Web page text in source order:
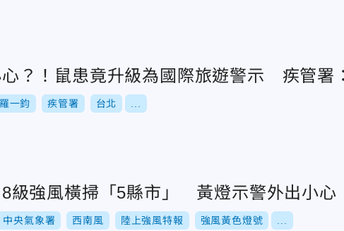
？！鼠患竟升級為國際旅遊警示 疾管署
羅一鈞 疾管署 台北
級強風橫掃「5縣市」 黃燈示警外出小心
中央氣象署 西南風 陸上強風特報 強風黃色燈號